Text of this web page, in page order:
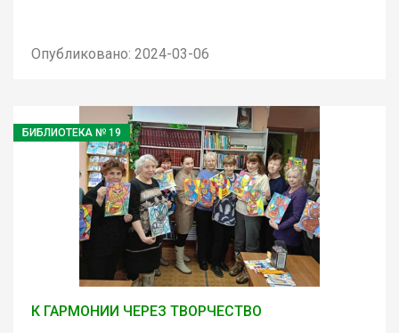
Опубликовано: 2024-03-06
БИБЛИОТЕКА № 19
К ГАРМОНИИ ЧЕРЕЗ ТВОРЧЕСТВО